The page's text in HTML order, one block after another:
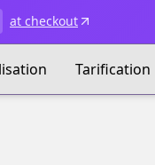
at checkout
Tarification